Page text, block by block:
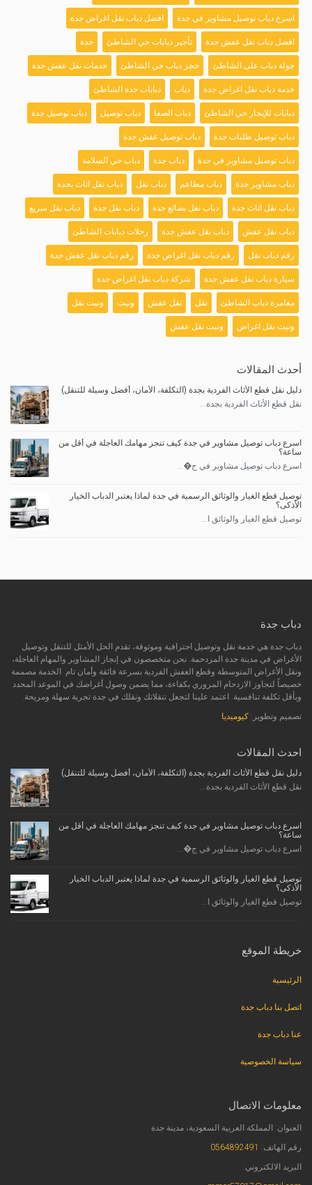
اسرع دباب توصيل مشاوير في جدة افضل دباب نقل اغراض جدة
افضل دباب نقل عفش جدة تأجير دبابات حي الشاطئ جدة
جولة دباب على الشاطئ حجز دباب حي الشاطئ خدمات نقل عفش جدة
خدمة دباب نقل اغراض جدة دباب دبابات جدة الشاطئ
دبابات للإيجار حي الشاطئ دباب الصفا دباب توصيل دباب توصيل جدة
دباب توصيل طلبات جدة دباب توصيل عفش جدة
دباب توصيل مشاوير في جدة دباب جدة دباب حي السلامة
دباب مشاوير جدة دباب مطاعم دباب نقل دباب نقل اثاث بجدة
دباب نقل اثاث جدة دباب نقل بضائع جدة دباب نقل جدة دباب نقل سريع
دباب نقل عفش دباب نقل عفش جدة رحلات دبابات الشاطئ
رقم دباب نقل رقم دباب نقل اغراض جدة رقم دباب نقل عفش جدة
سيارة دباب نقل عفش جدة شركة دباب نقل اغراض جدة
مغامرة دباب الشاطئ نقل نقل عفش ونيت ونيت نقل
ونيت نقل اغراض ونيت نقل عفش
أحدث المقالات
دليل نقل قطع الأثاث الفردية بجدة (التكلفة، الأمان، أفضل وسيلة للتنقل)
نقل قطع الأثاث الفردية بجدة...
اسرع دباب توصيل مشاوير في جدة كيف تنجز مهامك العاجلة في أقل من
ساعة؟
اسرع دباب توصيل مشاوير في ج�...
توصيل قطع الغيار والوثائق الرسمية في جدة لماذا يعتبر الدباب الخيار
الأذكى؟
توصيل قطع الغيار والوثائق ا...
دباب جدة
دباب جدة هي خدمة نقل وتوصيل احترافية وموثوقة، تقدم الحل الأمثل للتنقل وتوصيل
الأغراض في مدينة جدة المزدحمة. نحن متخصصون في إنجاز المشاوير والمهام العاجلة،
ونقل الأغراض المتوسطة وقطع العفش الفردية بسرعة فائقة وأمان تام. الخدمة مصممة
خصيصاً لتجاوز الازدحام المروري بكفاءة، مما يضمن وصول أغراضك في الموعد المحدد
وبأقل تكلفة تنافسية. اعتمد علينا لتجعل تنقلاتك ونقلك في جدة تجربة سهلة ومريحة.
تصميم وتطوير: كيوميديا
احدث المقالات
دليل نقل قطع الأثاث الفردية بجدة (التكلفة، الأمان، أفضل وسيلة للتنقل)
نقل قطع الأثاث الفردية بجدة...
اسرع دباب توصيل مشاوير في جدة كيف تنجز مهامك العاجلة في أقل من
ساعة؟
اسرع دباب توصيل مشاوير في ج�...
توصيل قطع الغيار والوثائق الرسمية في جدة لماذا يعتبر الدباب الخيار
الأذكى؟
توصيل قطع الغيار والوثائق ا...
خريطة الموقع
الرئيسية
اتصل بنا دباب جدة
عنا دباب جدة
سياسة الخصوصية
معلومات الاتصال
العنوان: المملكة العربية السعودية، مدينة جدة
رقم الهاتف: 0564892491
البريد الالكتروني: